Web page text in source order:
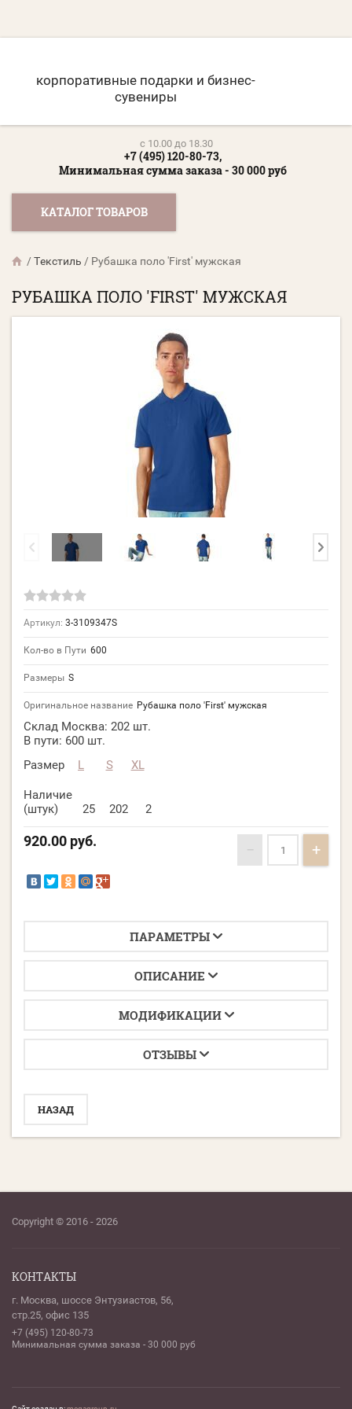
корпоративные подарки и бизнес-
сувениры
c 10.00 до 18.30
+7 (495) 120-80-73,
Минимальная сумма заказа - 30 000 руб
КАТАЛОГ ТОВАРОВ
/Текстиль / Рубашка поло 'First' мужская
РУБАШКА ПОЛО 'FIRST' МУЖСКАЯ
Артикул: 3-3109347S
Кол-во в Пути 600
Размеры S
Оригинальное название Рубашка поло 'First' мужская
Склад Москва: 202 шт.
В пути: 600 шт.
Размер
L S XL
Наличие
(штук)
25 202 2
920.00 руб. − +
ПАРАМЕТРЫ
ОПИСАНИЕ
МОДИФИКАЦИИ
ОТЗЫВЫ
НАЗАД
Copyright © 2016 - 2026
КОНТАКТЫ
г. Москва, шоссе Энтузиастов, 56,
стр.25, офис 135
+7 (495) 120-80-73
Минимальная сумма заказа - 30 000 руб